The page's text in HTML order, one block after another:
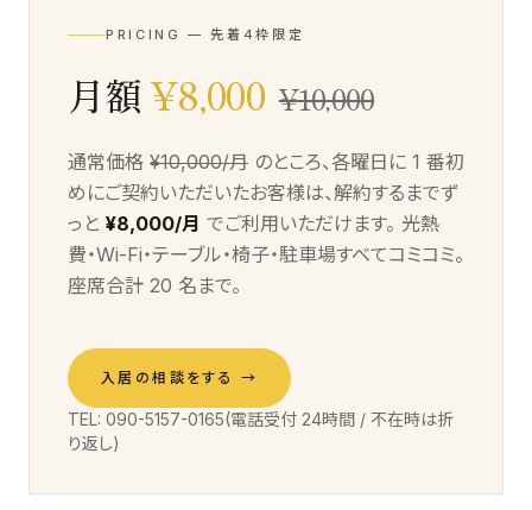
Contact お問い合わせ→
PRICING — 先着4枠限定
月額¥8,000 ¥10,000
通常価格 ¥10,000/月 のところ、各曜日に 1 番初
めにご契約いただいたお客様は、解約するまでず
っと ¥8,000/月 でご利用いただけます。 光熱
費・Wi-Fi・テーブル・椅子・駐車場すべてコミコミ。
座席合計 20 名まで。
入居の相談をする →
TEL: 090-5157-0165(電話受付 24時間 / 不在時は折
り返し)